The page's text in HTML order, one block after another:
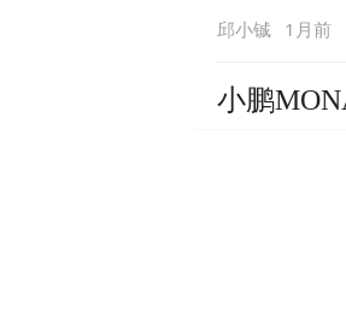
邱小铖 1月前
小鹏